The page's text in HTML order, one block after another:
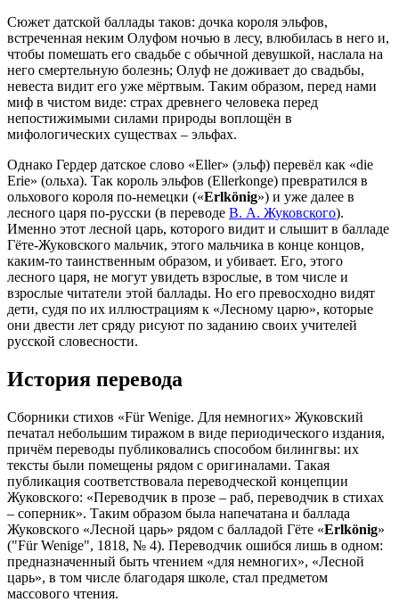
Сюжет датской баллады таков: дочка короля эльфов,
встреченная неким Олуфом ночью в лесу, влюбилась в него и,
чтобы помешать его свадьбе с обычной девушкой, наслала на
него смертельную болезнь; Олуф не доживает до свадьбы,
невеста видит его уже мёртвым. Таким образом, перед нами
миф в чистом виде: страх древнего человека перед
непостижимыми силами природы воплощён в
мифологических существах – эльфах.
Однако Гердер датское слово «Eller» (эльф) перевёл как «die
Erie» (ольха). Так король эльфов (Ellerkonge) превратился в
ольхового короля по-немецки («Erlkönig») и уже далее в
лесного царя по-русски (в переводе В. А. Жуковского).
Именно этот лесной царь, которого видит и слышит в балладе
Гёте-Жуковского мальчик, этого мальчика в конце концов,
каким-то таинственным образом, и убивает. Его, этого
лесного царя, не могут увидеть взрослые, в том числе и
взрослые читатели этой баллады. Но его превосходно видят
дети, судя по их иллюстрациям к «Лесному царю», которые
они двести лет сряду рисуют по заданию своих учителей
русской словесности.
История перевода
Сборники стихов «Für Wenige. Для немногих» Жуковский
печатал небольшим тиражом в виде периодического издания,
причём переводы публиковались способом билингвы: их
тексты были помещены рядом с оригиналами. Такая
публикация соответствовала переводческой концепции
Жуковского: «Переводчик в прозе – раб, переводчик в стихах
– соперник». Таким образом была напечатана и баллада
Жуковского «Лесной царь» рядом с балладой Гёте «Erlkönig»
("Für Wenige", 1818, № 4). Переводчик ошибся лишь в одном:
предназначенный быть чтением «для немногих», «Лесной
царь», в том числе благодаря школе, стал предметом
массового чтения.